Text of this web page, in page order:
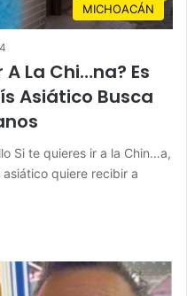
MICHOACÁN
La Chi…na? Es
Asiático Busca
Si te quieres ir a la Chin…a,
quiere recibir a